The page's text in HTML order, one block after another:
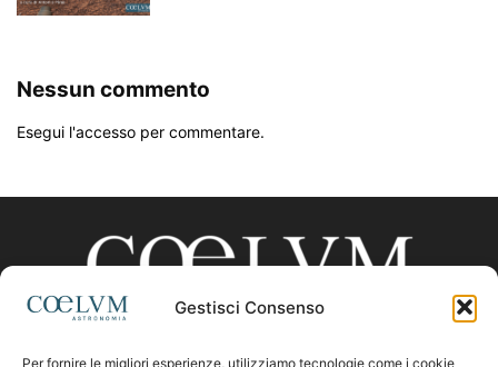
Gestisci Consenso
Per fornire le migliori esperienze, utilizziamo tecnologie come i cookie
Nessun commento
Esegui l'accesso per commentare.